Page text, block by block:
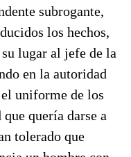
subrogante,
los hechos,
lugar al jefe de la
en la autoridad
uniforme de los
quería darse a
tolerado que